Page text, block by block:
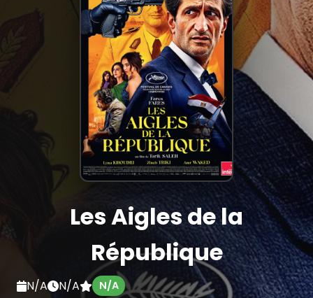
Les Aigles de la
République
N/A N/A N/A